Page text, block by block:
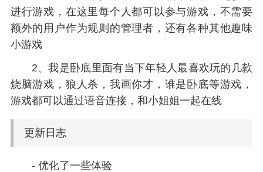
进行游戏，在这里每个人都可以参与游戏，不需要
额外的用户作为规则的管理者，还有各种其他趣味
小游戏
2、我是卧底里面有当下年轻人最喜欢玩的几款
烧脑游戏，狼人杀，我画你才，谁是卧底等游戏，
游戏都可以通过语音连接，和小姐姐一起在线
更新日志
- 优化了一些体验